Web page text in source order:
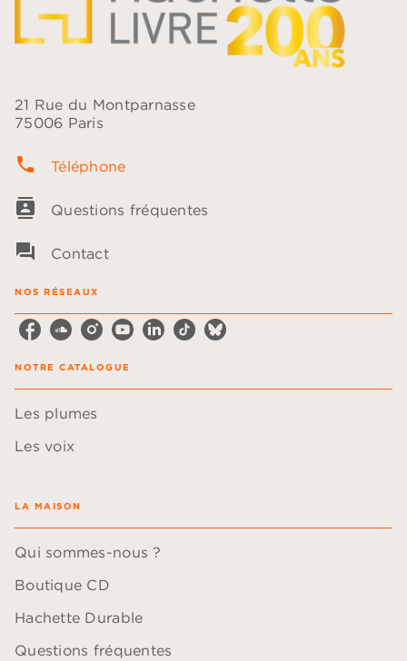
21 Rue du Montparnasse
75006 Paris
phone Téléphone
contacts Questions fréquentes
question_answer Contact
NOS RÉSEAUX
NOTRE CATALOGUE
Les plumes
Les voix
LA MAISON
Qui sommes-nous ?
Boutique CD
Hachette Durable
Questions fréquentes